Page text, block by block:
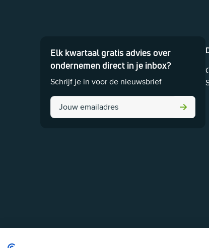
Elk kwartaal gratis advies over
ondernemen direct in je inbox?
Schrijf je in voor de nieuwsbrief
Name
Dit veld is bedoeld voor validatiedoeleinden en